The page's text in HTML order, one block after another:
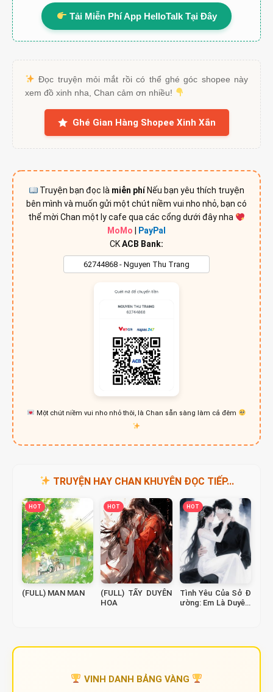
Tải Miễn Phí App HelloTalk Tại Đây
Đọc truyện mỏi mắt rồi có thể ghé góc shopee này
xem đồ xinh nha, Chan cảm ơn nhiều!
Ghé Gian Hàng Shopee Xinh Xắn
Truyện bạn đọc là miễn phíNếu bạn yêu thích truyện
bên mình và muốn gửi một chút niềm vui nho nhỏ, bạn có
thể mời Chan một ly cafe qua các cổng dưới đây nha
MoMo
PayPal
CKACB Bank:
Một chút niềm vui nho nhỏ thôi, là Chan sẵn sàng làm cả đêm
TRUYỆN HAY CHAN KHUYÊN ĐỌC TIẾP...
HOT
(FULL) MAN MAN
HOT
(FULL) TẨY DUYÊN
HOA
HOT
Tình Yêu Của Sở Đ
ường: Em Là Duyên
VINH DANH BẢNG VÀNG